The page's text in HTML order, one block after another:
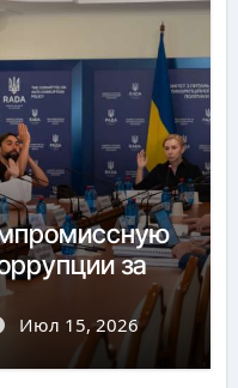
за
Июл 15, 2026